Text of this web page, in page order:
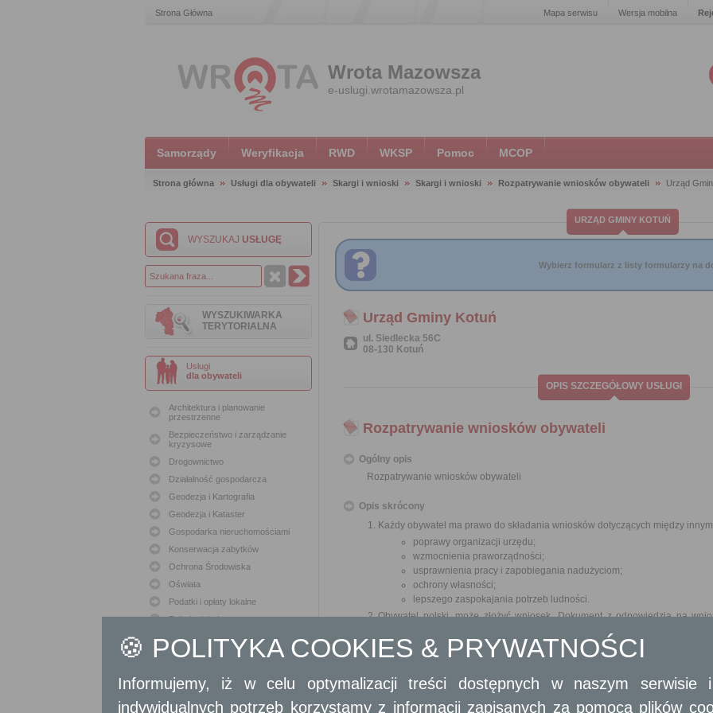
Strona Główna Mapa serwisu Wersja mobilna
Wrota Mazowsza
e-uslugi.wrotamazowsza.pl
Samorządy Weryfikacja RWD WKSP Pomoc MCOP
Strona główna Usługi dla obywateli Skargi i wnioski Skargi i wnioski Rozpatrywanie wniosków obywateli Urząd
WYSZUKAJ USŁUGĘ
WYSZUKIWARKA
TERYTORIALNA
Usługi
dla obywateli
Architektura i planowanie
przestrzenne
Bezpieczeństwo i zarządzanie
kryzysowe
Drogownictwo
Działalność gospodarcza
Geodezja i Kartografia
Geodezja i Kataster
Gospodarka nieruchomościami
Konserwacja zabytków
Ochrona Środowiska
Oświata
Podatki i opłaty lokalne
Polityka lokalowa
Skargi i wnioski
Sprawy komunalne
Sprawy komunikacyjne
URZĄD GMINY KOTUŃ
Wybierz formularz z listy formularzy na
Urząd Gminy Kotuń
ul. Siedlecka 56C
08-130 Kotuń
OPIS SZCZEGÓŁOWY USŁUGI
Rozpatrywanie wniosków obywateli
Ogólny opis
Rozpatrywanie wniosków obywateli
Opis skrócony
Każdy obywatel ma prawo do składania wniosków dotyczących między
poprawy organizacji urzędu;
wzmocnienia praworządności;
usprawnienia pracy i zapobiegania nadużyciom;
ochrony własności;
lepszego zaspokajania potrzeb ludności.
Obywatel polski, może złożyć wniosek. Dokument z odpowiedzią na
elektronicznej, opatrzonym kwalifikowanym podpisem elektronicznym,
Wnioski mogą być składane do organów państwowych, organów
przez nie zadaniami zleconymi z zakresu administracji publicznej.
Wnioski można składać w interesie publicznym, własnym lub innej osoby za
🍪 POLITYKA COOKIES & PRYWATNOŚCI
Informujemy, iż w celu optymalizacji treści dostępnych w naszym serwisie
indywidualnych potrzeb korzystamy z informacji zapisanych za pomocą plików